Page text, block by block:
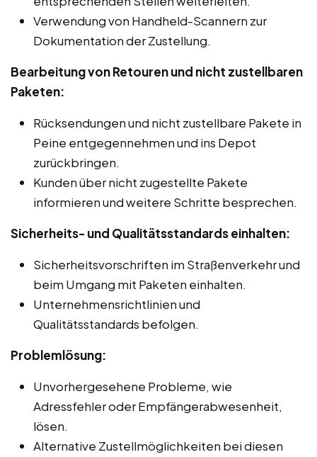
Verwendung von Handheld-Scannern zur
Dokumentation der Zustellung.
Bearbeitung von Retouren und nicht zustellbaren
Paketen:
Rücksendungen und nicht zustellbare Pakete in
Peine entgegennehmen und ins Depot
zurückbringen.
Kunden über nicht zugestellte Pakete
informieren und weitere Schritte besprechen.
Sicherheits- und Qualitätsstandards einhalten:
Sicherheitsvorschriften im Straßenverkehr und
beim Umgang mit Paketen einhalten.
Unternehmensrichtlinien und
Qualitätsstandards befolgen.
Problemlösung:
Unvorhergesehene Probleme, wie
Adressfehler oder Empfängerabwesenheit,
lösen.
Alternative Zustellmöglichkeiten bei diesen